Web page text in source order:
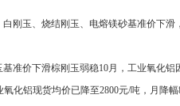
刚玉、烧结刚玉、电熔镁砂基准价下滑
基准价下滑棕刚玉弱稳10月，工业氧化
氧化铝现货均价已降至2800元/吨，月降